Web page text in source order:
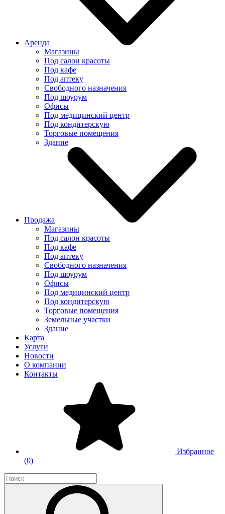
Аренда
Магазины
Под салон красоты
Под кафе
Под аптеку
Свободного назначения
Под шоурум
Офисы
Под медицинский центр
Под кондитерскую
Торговые помещения
Здание
Продажа
Магазины
Под салон красоты
Под кафе
Под аптеку
Свободного назначения
Под шоурум
Офисы
Под медицинский центр
Под кондитерскую
Торговые помещения
Земельные участки
Здание
Карта
Услуги
Новости
О компании
Контакты
Избранное
(0)